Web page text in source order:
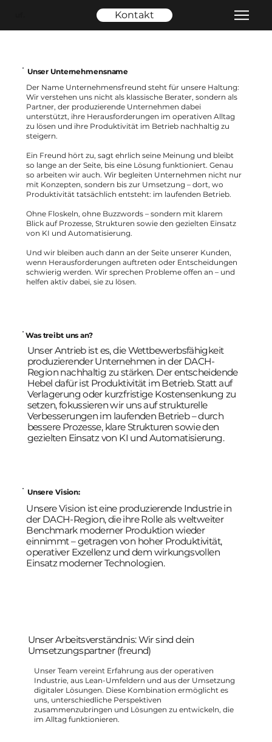
Kontakt
Unser Unternehmensname
Der Name Unternehmensfreund steht für unsere Haltung:
Wir verstehen uns nicht als klassische Berater, sondern als
Partner, der produzierende Unternehmen dabei
unterstützt, ihre Herausforderungen im operativen Alltag
zu lösen und ihre Produktivität im Betrieb nachhaltig zu
steigern.
Ein Freund hört zu, sagt ehrlich seine Meinung und bleibt
so lange an der Seite, bis eine Lösung funktioniert. Genau
so arbeiten wir auch. Wir begleiten Unternehmen nicht nur
mit Konzepten, sondern bis zur Umsetzung – dort, wo
Produktivität tatsächlich entsteht: im laufenden Betrieb.
Ohne Floskeln, ohne Buzzwords – sondern mit klarem
Blick auf Prozesse, Strukturen sowie den gezielten Einsatz
von KI und Automatisierung.
Und wir bleiben auch dann an der Seite unserer Kunden,
wenn Herausforderungen auftreten oder Entscheidungen
schwierig werden. Wir sprechen Probleme offen an – und
helfen aktiv dabei, sie zu lösen.
Was treibt uns an?
Unser Antrieb ist es, die Wettbewerbsfähigkeit
produzierender Unternehmen in der DACH-
Region nachhaltig zu stärken. Der entscheidende
Hebel dafür ist Produktivität im Betrieb. Statt auf
Verlagerung oder kurzfristige Kostensenkung zu
setzen, fokussieren wir uns auf strukturelle
Verbesserungen im laufenden Betrieb – durch
bessere Prozesse, klare Strukturen sowie den
gezielten Einsatz von KI und Automatisierung.
Unsere Vision:
Unsere Vision ist eine produzierende Industrie in
der DACH-Region, die ihre Rolle als weltweiter
Benchmark moderner Produktion wieder
einnimmt – getragen von hoher Produktivität,
operativer Exzellenz und dem wirkungsvollen
Einsatz moderner Technologien.
Unser Arbeitsverständnis: Wir sind dein
Umsetzungspartner (freund)
Unser Team vereint Erfahrung aus der operativen
Industrie, aus Lean-Umfeldern und aus der Umsetzung
digitaler Lösungen. Diese Kombination ermöglicht es
uns, unterschiedliche Perspektiven
zusammenzubringen und Lösungen zu entwickeln, die
im Alltag funktionieren.